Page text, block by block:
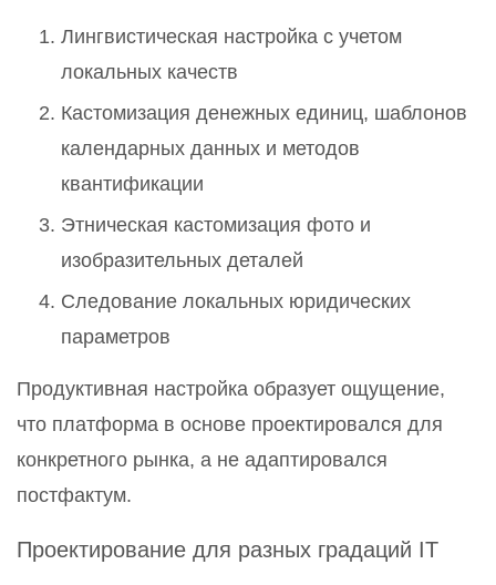
Лингвистическая настройка с учетом
локальных качеств
Кастомизация денежных единиц, шаблонов
календарных данных и методов
квантификации
Этническая кастомизация фото и
изобразительных деталей
Следование локальных юридических
параметров
Продуктивная настройка образует ощущение,
что платформа в основе проектировался для
конкретного рынка, а не адаптировался
постфактум.
Проектирование для разных градаций IT